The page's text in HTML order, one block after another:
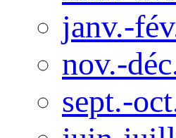
janv.-
nov.-
sept.-